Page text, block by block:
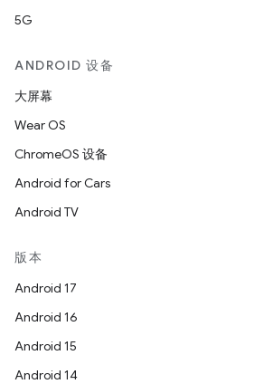
5G
ANDROID 设备
大屏幕
Wear OS
ChromeOS 设备
Android for Cars
Android TV
版本
Android 17
Android 16
Android 15
Android 14